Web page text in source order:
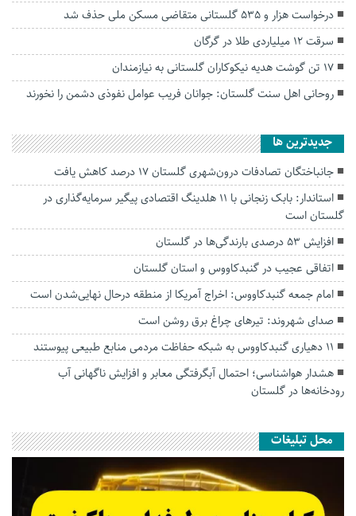
درخواست هزار و ۵۳۵ گلستانی متقاضی مسکن ملی حذف شد
سرقت ۱۲ میلیاردی طلا در گرگان
۱۷ تن گوشت هدیه نیکوکاران گلستانی به نیازمندان
روحانی اهل سنت گلستان: جوانان فریب عوامل نفوذی دشمن را نخورند
جديدترين ها
جانباختگان تصادفات درون‌شهری گلستان ۱۷ درصد کاهش یافت
استاندار: بابک زنجانی با ۱۱ هلدینگ اقتصادی پیگیر سرمایه‌گذاری در
گلستان است
افزایش ۵۳ درصدی بارندگی‌ها در گلستان
اتفاقی عجیب در‌ گنبدکاووس و استان گلستان
امام جمعه گنبدکاووس: اخراج آمریکا از منطقه درحال نهایی‌شدن است
صدای شهروند: تیرهای چراغ برق روشن است
۱۱ دهیاری گنبدکاووس به شبکه حفاظت مردمی منابع طبیعی پیوستند
هشدار هواشناسی؛ احتمال آبگرفتگی معابر و افزایش ناگهانی آب
رودخانه‌ها در گلستان
محل تبلیغات